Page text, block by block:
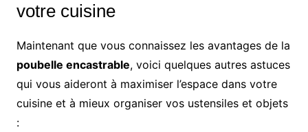
votre cuisine
Maintenant que vous connaissez les avantages de la
poubelle encastrable, voici quelques autres astuces
qui vous aideront à maximiser l’espace dans votre
cuisine et à mieux organiser vos ustensiles et objets
: